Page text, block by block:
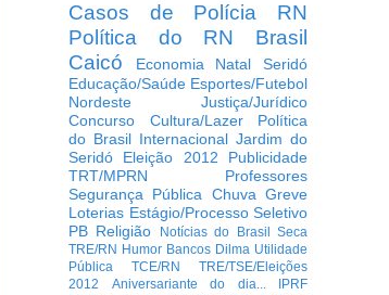
Casos de Polícia
RN
Política do RN
Brasil
Caicó
Economia Natal
Seridó
Educação/Saúde Esportes/Futebol
Nordeste
Justiça/Jurídico
Concurso
Cultura/Lazer
Política
do Brasil Internacional Jardim do
Seridó
Eleição 2012
Publicidade
TRT/MPRN
Professores
Segurança Pública Chuva Greve
Loterias Estágio/Processo Seletivo
PB Religião Notícias do Brasil
Seca
TRE/RN Humor Bancos Dilma Utilidade
Pública
TCE/RN
TRE/TSE/Eleições
2012
Aniversariante do dia...
IPRF